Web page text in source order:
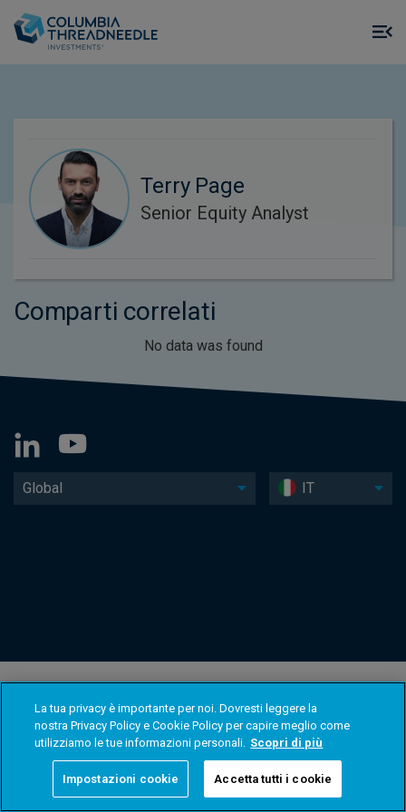
Terry Page
Senior Equity Analyst
Comparti correlati
No data was found
Global IT
La tua privacy è importante per noi. Dovresti leggere la
nostra Privacy Policy e Cookie Policy per capire meglio come
utilizziamo le tue informazioni personali. Scopri di più
Impostazioni cookie Accetta tutti i cookie